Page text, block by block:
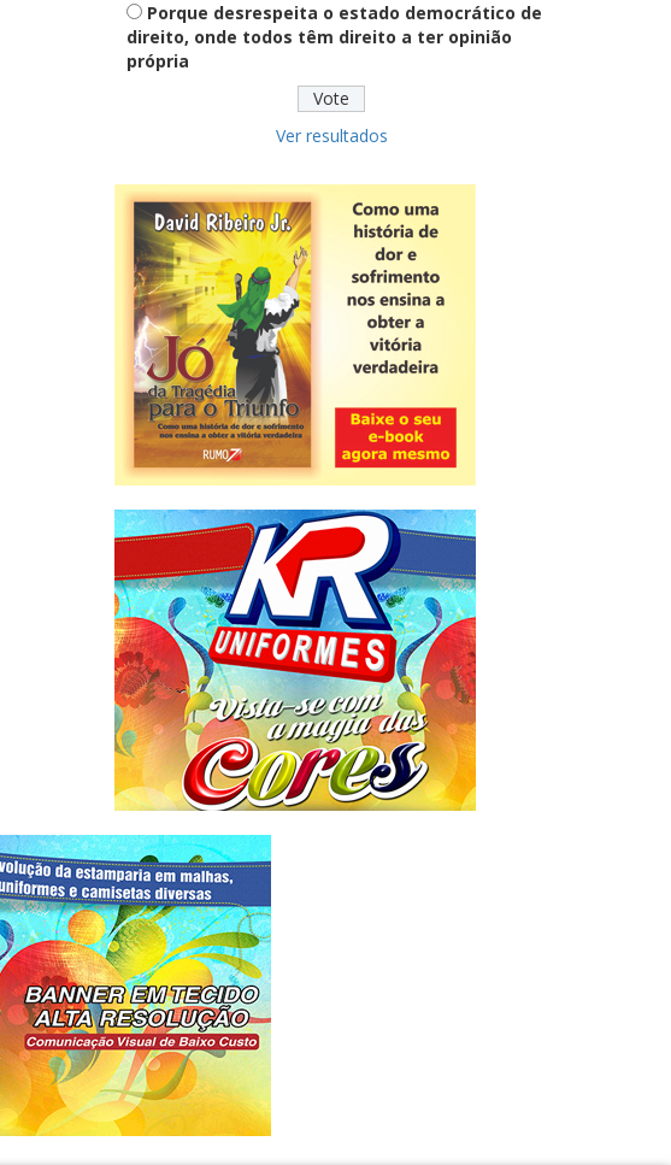
Educação
Fies: pré-selecionados têm até
terça para complementar
CNPJ alfanumérico começa a ser
emitido nesta sexta
ver todas »
Porque desrespeita o estado democrático de
direito, onde todos têm direito a ter opinião
própria
Ver resultados